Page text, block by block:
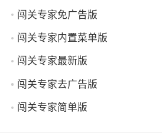
闯关专家免广告版
闯关专家内置菜单版
闯关专家最新版
闯关专家去广告版
闯关专家简单版